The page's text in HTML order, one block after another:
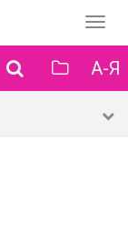
А-Я